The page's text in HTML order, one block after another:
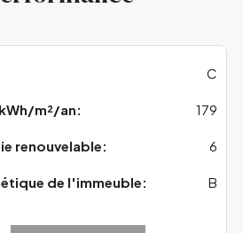
C
m²/an: 179
renouvelable: 6
de l'immeuble: B